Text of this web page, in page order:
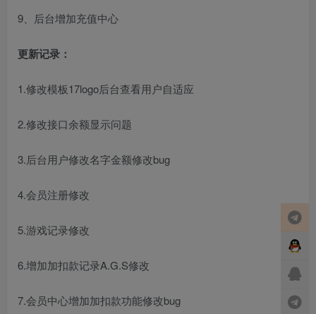
9、后台增加充值中心
更新记录：
1.修改模板17logo后台查看用户自适应
2.修改接口余额显示问题
3.后台用户修改名字金额修改bug
4.会员注册修改
5.游戏记录修改
6.增加加扣款记录A.G.S修改
7.会员中心增加加扣款功能修改bug